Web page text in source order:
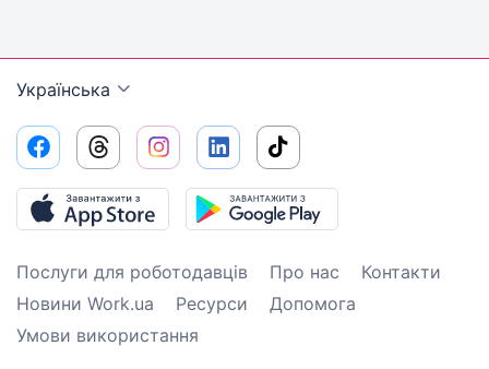
Українська
Послуги для роботодавців Про нас
Контакти
Новини Work.ua
Ресурси
Допомога
Умови використання